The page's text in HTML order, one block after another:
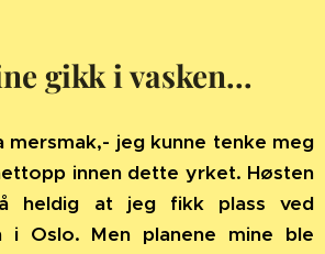
gikk i vasken...
mersmak,- jeg kunne tenke meg
innen dette yrket. Høsten
heldig at jeg fikk plass ved
i Oslo. Men planene mine ble